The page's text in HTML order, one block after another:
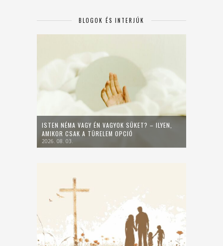
BLOGOK ÉS INTERJÚK
ISTEN NÉMA VAGY ÉN VAGYOK SÜKET? – ILYEN,
AMIKOR CSAK A TÜRELEM OPCIÓ
2026. 08. 03.